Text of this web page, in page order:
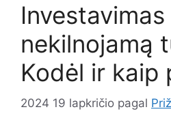
Investavimas
nekilnojamą
Kodėl ir kaip
2024 19 lapkričio pagal